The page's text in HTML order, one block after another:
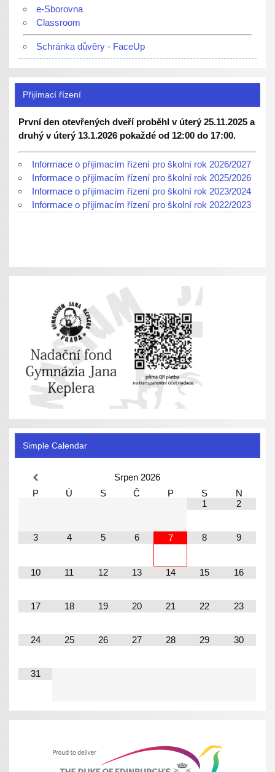
e-Sborovna
Classroom
Schránka důvěry - FaceUp
Přijímací řízení
První den otevřených dveří proběhl v úterý 25.11.2025 a
druhý v úterý 13.1.2026 pokaždé od 12:00 do 17:00.
Informace o přijímacím řízení pro školní rok 2026/2027
Informace o přijímacím řízení pro školní rok 2025/2026
Informace o přijímacím řízení pro školní rok 2023/2024
Informace o přijímacím řízení pro školní rok 2022/2023
Simple Calendar
Srpen 2026
P
Ú S Č P S
N
1
2
3 4 5 6 7 8 9
10 11 12 13 14 15 16
17 18 19 20 21 22 23
24 25 26 27 28 29 30
31